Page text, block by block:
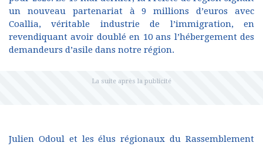
un nouveau partenariat à 9 millions d’euros avec
Coallia, véritable industrie de l’immigration, en
revendiquant avoir doublé en 10 ans l’hébergement des
demandeurs d’asile dans notre région.
Julien Odoul et les élus régionaux du Rassemblement